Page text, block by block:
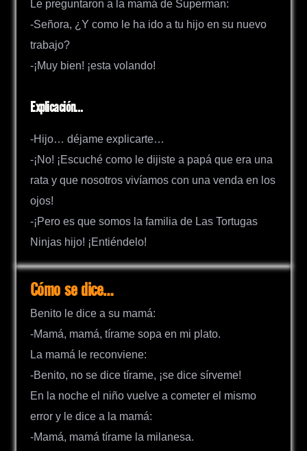
Le preguntaron a la mamá de Superman:
-Señora, ¿Y como le ha ido a tu hijo en su nuevo
trabajo?
-¡Muy bien! ¡esta volando!
Explicación…
-Hijo… déjame explicarte…
-¡No! ¡Escuché como le dijiste a papá que era una
rata y que nosotros vivíamos con una venda en los
ojos!
-¡Pero es que somos la familia de Las Tortugas
Ninjas hijo! ¡Entiéndelo!
Cómo se dice…
Benito le dice a su mamá:
-Mamá, mamá, tírame sopa en mi plato.
La mamá le reconviene:
-Benito, no se dice tírame, ¡se dice sírveme!
En la noche el niño vuelve a cometer el mismo
error y le dice a la mamá:
-Mamá, mamá tírame la milanesa.